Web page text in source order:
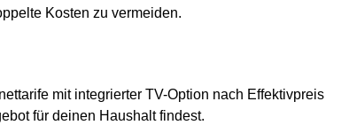
Kosten zu vermeiden.
mit integrierter TV-Option nach Effektivpreis
für deinen Haushalt findest.